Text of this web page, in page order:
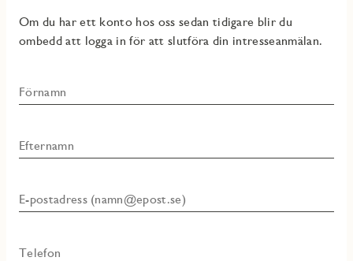
Om du har ett konto hos oss sedan tidigare blir du
ombedd att logga in för att slutföra din intresseanmälan.
Förnamn
Efternamn
E-postadress (namn@epost.se)
Telefon